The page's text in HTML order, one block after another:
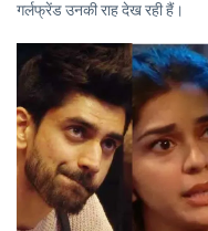
गर्लफ्रेंड उनकी राह देख रही हैं।